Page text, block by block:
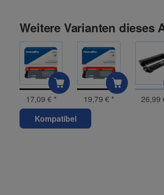
Weitere Varianten dieses
17,09 € * 19,79 € *
26,99
Kompatibel